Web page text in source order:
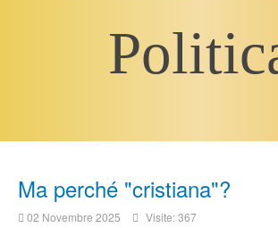
Ma perché "cristiana"?
02 Novembre 2025 Visite: 367